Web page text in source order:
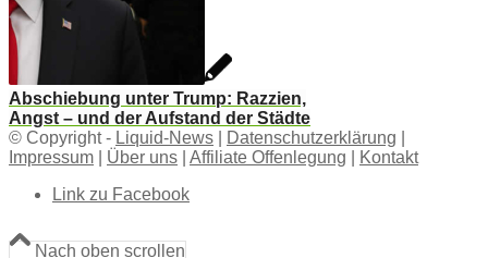
Abschiebung unter Trump: Razzien,
Angst – und der Aufstand der Städte
© Copyright - Liquid-News Datenschutzerklärung
Impressum
Über uns Affiliate Offenlegung
Kontakt
Link zu Facebook
Nach oben scrollen